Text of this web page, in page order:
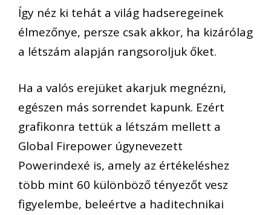
Így néz ki tehát a világ hadseregeinek
élmezőnye, persze csak akkor, ha kizárólag
a létszám alapján rangsoroljuk őket.
Ha a valós erejüket akarjuk megnézni,
egészen más sorrendet kapunk. Ezért
grafikonra tettük a létszám mellett a
Global Firepower úgynevezett
Powerindexé is, amely az értékeléshez
több mint 60 különböző tényezőt vesz
figyelembe, beleértve a haditechnikai